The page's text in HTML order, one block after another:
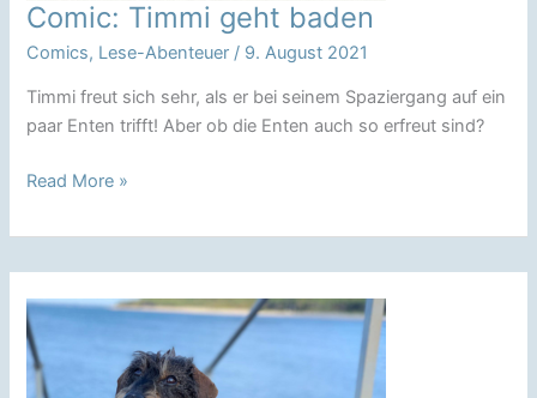
Comic: Timmi geht baden
Comics, Lese-Abenteuer / 9. August 2021
Timmi freut sich sehr, als er bei seinem Spaziergang auf ein
paar Enten trifft! Aber ob die Enten auch so erfreut sind?
Comic:
geht
Read More »